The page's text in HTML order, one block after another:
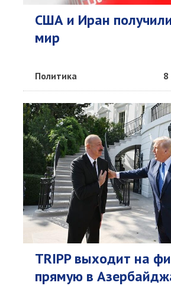
США и Иран
мир
Политика 8
TRIPP выходит на
прямую в